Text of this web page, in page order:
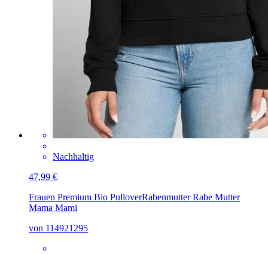
Nachhaltig
47,99 €
Frauen Premium Bio PulloverRabenmutter Rabe Mutter
Mama Mami
von 114921295